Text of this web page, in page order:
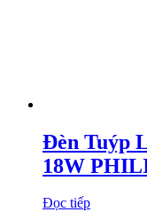
Đèn Tuýp
18W
Đọc tiếp